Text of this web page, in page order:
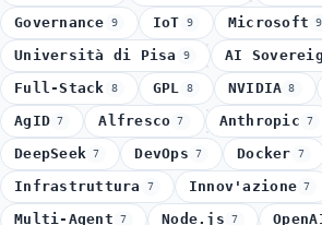
Governance 9 IoT 9 Microsoft 9
Università di Pisa 9 AI
Full-Stack 8 GPL 8 NVIDIA 8
AgID 7 Alfresco 7 Anthropic 7
DeepSeek 7 DevOps 7 Docker 7
Infrastruttura 7 Innov'azione 7
Multi-Agent 7 Node.js 7